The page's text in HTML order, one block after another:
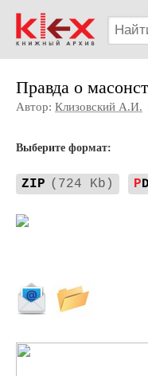
Правда о
Автор: Клизовский А.И.
Выберите формат:
ZIP (724 Kb) P